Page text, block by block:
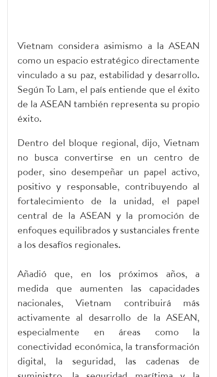
Vietnam considera asimismo a la ASEAN
como un espacio estratégico directamente
vinculado a su paz, estabilidad y desarrollo.
Según To Lam, el país entiende que el éxito
de la ASEAN también representa su propio
éxito.
Dentro del bloque regional, dijo, Vietnam
no busca convertirse en un centro de
poder, sino desempeñar un papel activo,
positivo y responsable, contribuyendo al
fortalecimiento de la unidad, el papel
central de la ASEAN y la promoción de
enfoques equilibrados y sustanciales frente
a los desafíos regionales.
Añadió que, en los próximos años, a
medida que aumenten las capacidades
nacionales, Vietnam contribuirá más
activamente al desarrollo de la ASEAN,
especialmente en áreas como la
conectividad económica, la transformación
digital, la seguridad, las cadenas de